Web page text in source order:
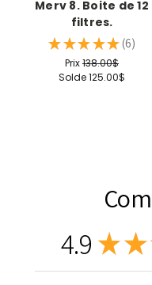
Merv 8. Boite de 12
filtres.
★ ★ ★ ★ ★ 6
6
Prix138.00$
Solde125.00$
4.9 ★★